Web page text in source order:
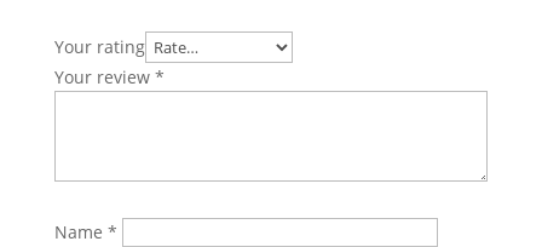
Your rating
Your review *
Name *